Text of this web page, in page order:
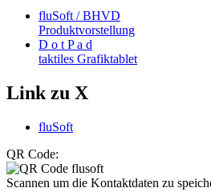
fluSoft / BHVD
Produktvorstellung
D o t P a d
taktiles Grafiktablet
Link zu X
fluSoft
QR Code:
Scannen um die Kontaktdaten zu